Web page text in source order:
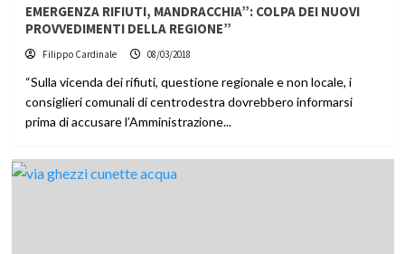
EMERGENZA RIFIUTI, MANDRACCHIA”: COLPA DEI NUOVI
PROVVEDIMENTI DELLA REGIONE”
Filippo Cardinale 08/03/2018
“Sulla vicenda dei rifiuti, questione regionale e non locale, i
consiglieri comunali di centrodestra dovrebbero informarsi
prima di accusare l’Amministrazione...